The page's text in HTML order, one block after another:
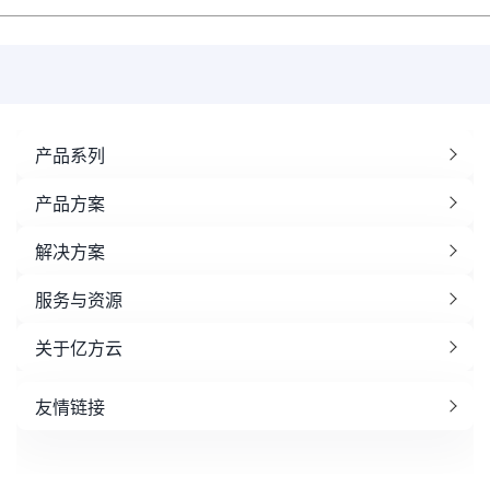
产品系列
产品方案
解决方案
服务与资源
关于亿方云
友情链接